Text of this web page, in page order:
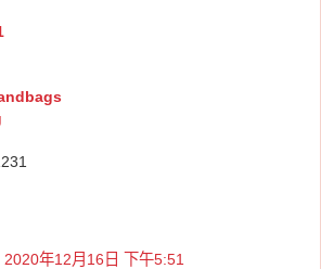
2020年12月16日 下午5:51